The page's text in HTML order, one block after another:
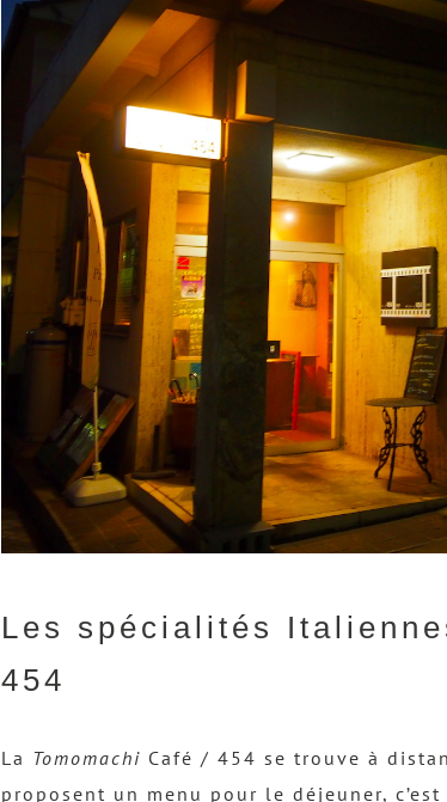
Les spécialités
454
La Tomomachi Café / 454 se trouve à
proposent un menu pour le déjeuner,